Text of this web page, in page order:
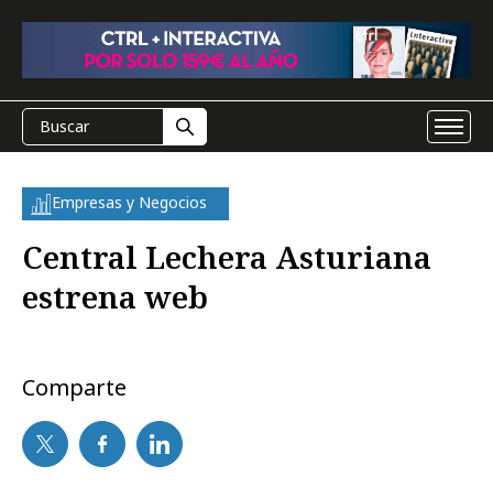
Empresas y Negocios
Central Lechera Asturiana
estrena web
Comparte